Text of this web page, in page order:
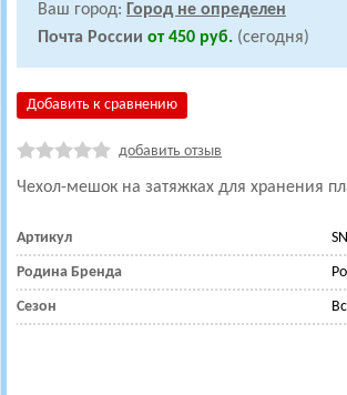
Ваш город: Город не определен
Почта России от 450 руб. (сегодня)
Добавить к сравнению
добавить отзыв
Чехол-мешок на затяжках для хранения
Артикул
Родина Бренда
Сезон